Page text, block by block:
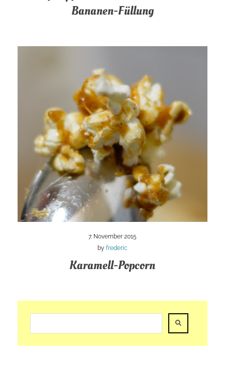
Bananen-Füllung
7. November 2015
by frederic
Karamell-Popcorn